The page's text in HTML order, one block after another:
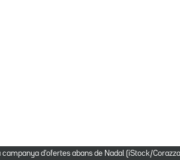
campanya d'ofertes abans de Nadal (iStock/